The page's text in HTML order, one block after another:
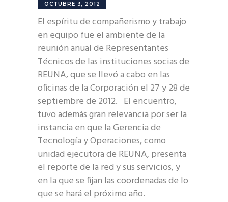
OCTUBRE 3, 2012
El espíritu de compañerismo y trabajo
en equipo fue el ambiente de la
reunión anual de Representantes
Técnicos de las instituciones socias de
REUNA, que se llevó a cabo en las
oficinas de la Corporación el 27 y 28 de
septiembre de 2012. El encuentro,
tuvo además gran relevancia por ser la
instancia en que la Gerencia de
Tecnología y Operaciones, como
unidad ejecutora de REUNA, presenta
el reporte de la red y sus servicios, y
en la que se fijan las coordenadas de lo
que se hará el próximo año.